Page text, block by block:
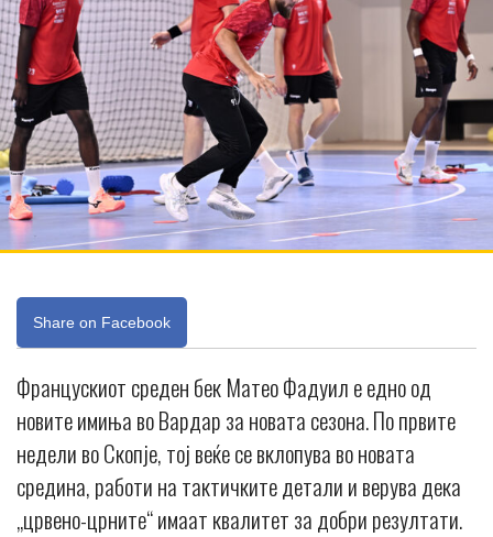
Share on Facebook
Францускиот среден бек Матео Фадуил е едно од
новите имиња во Вардар за новата сезона. По првите
недели во Скопје, тој веќе се вклопува во новата
средина, работи на тактичките детали и верува дека
„црвено-црните“ имаат квалитет за добри резултати.